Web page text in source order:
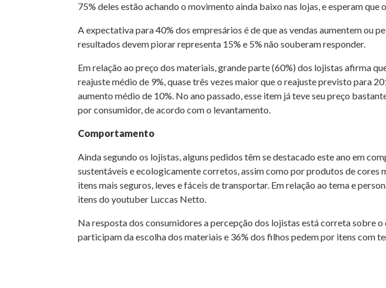
75% deles estão achando o movimento ainda baixo nas lojas, e esperam
A expectativa para 40% dos empresários é de que as vendas aumentem ou
resultados devem piorar representa 15% e 5% não souberam responder.
Em relação ao preço dos materiais, grande parte (60%) dos lojistas afirma
reajuste médio de 9%, quase três vezes maior que o reajuste previsto para
aumento médio de 10%. No ano passado, esse item já teve seu preço
por consumidor, de acordo com o levantamento.
Comportamento
Ainda segundo os lojistas, alguns pedidos têm se destacado este ano em
sustentáveis e ecologicamente corretos, assim como por produtos de
itens mais seguros, leves e fáceis de transportar. Em relação ao tema e
itens do youtuber Luccas Netto.
Na resposta dos consumidores a percepção dos lojistas está correta sobre
participam da escolha dos materiais e 36% dos filhos pedem por itens com